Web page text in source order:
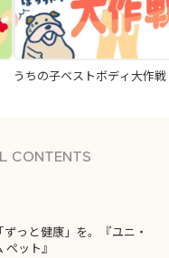
うちの子ベストボディ大作戦
CONTENTS
ずっと健康」を。『ユニ・
ペット』